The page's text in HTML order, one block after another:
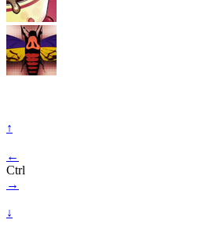
↑
←
Ctrl
→
↓